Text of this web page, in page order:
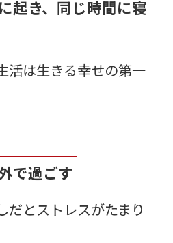
起き、同じ時間に寝
活は生きる幸せの第一
で過ごす
だとストレスがたまり